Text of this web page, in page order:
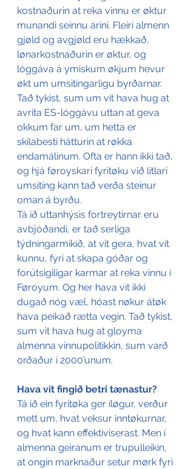
kostnaðurin at reka vinnu er øktur
munandi seinnu árini. Fleiri almenn
gjøld og avgjøld eru hækkað,
lønarkostnaðurin er øktur, og
lóggáva á ymiskum økjum hevur
økt um umsitingarligu byrðarnar.
Tað tykist, sum um vit hava hug at
avrita ES-lóggávu uttan at geva
okkum far um, um hetta er
skilabesti hátturin at røkka
endamálinum. Ofta er hann ikki tað,
og hjá føroyskari fyritøku við lítlari
umsiting kann tað verða steinur
oman á byrðu.
Tá ið uttanhýsis fortreytirnar eru
avbjóðandi, er tað serliga
týdningarmikið, at vit gera, hvat vit
kunnu, fyri at skapa góðar og
forútsigiligar karmar at reka vinnu í
Føroyum. Og her hava vit ikki
dugað nóg væl, hóast nøkur átøk
hava peikað rætta vegin. Tað tykist,
sum vit hava hug at gloyma
almenna vinnupolitikkin, sum varð
orðaður í 2000’unum.
Hava vit fingið betri tænastur?
Tá ið ein fyritøka ger íløgur, verður
mett um, hvat veksur inntøkurnar,
og hvat kann effektiviserast. Men í
almenna geiranum er trupulleikin,
at ongin marknaður setur mørk fyri